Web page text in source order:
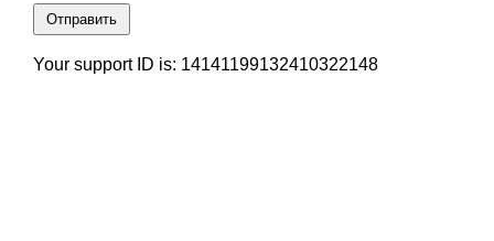
Отправить
Your support ID is: 14141199132410322148